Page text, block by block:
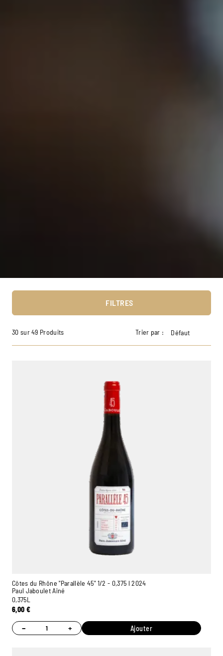
FILTRES
30 sur 49 Produits Trier par : Défaut
Côtes du Rhône "Parallèle 45" 1/2 - 0,375 l 2024
Paul Jaboulet Aîné
0,375L
6,00 €
− + Ajouter